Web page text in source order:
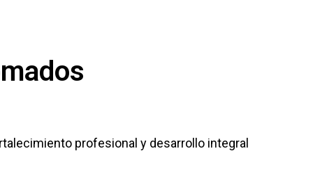
profesional y desarrollo integral